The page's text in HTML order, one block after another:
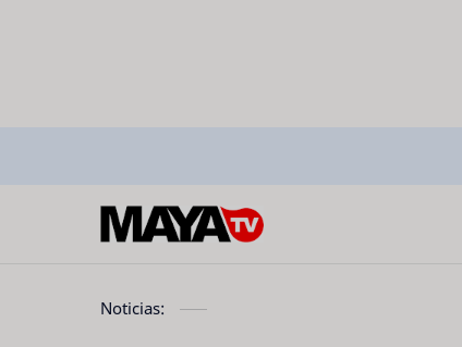
Noticias: